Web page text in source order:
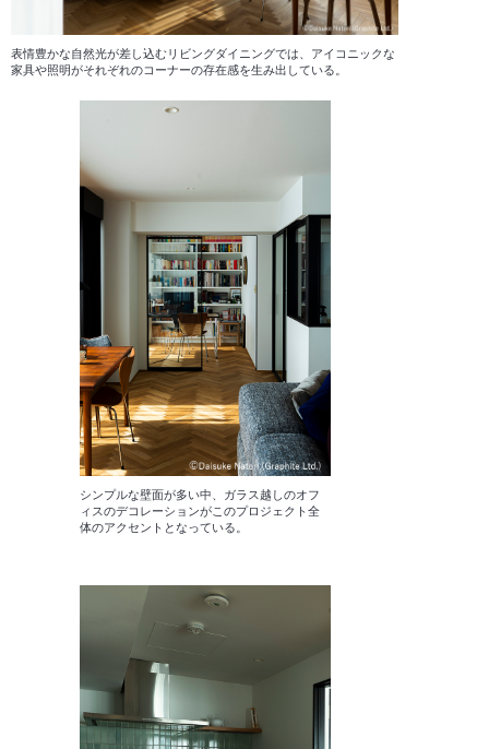
表情豊かな自然光が差し込むリビングダイニングでは、アイコニックな
家具や照明がそれぞれのコーナーの存在感を生み出している。
シンプルな壁面が多い中、ガラス越しのオフ
ィスのデコレーションがこのプロジェクト全
体のアクセントとなっている。